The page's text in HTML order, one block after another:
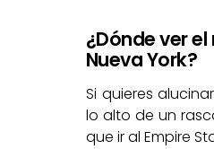
¿Dónde ver
Nueva York?
Si quieres
lo alto de un
que ir al Empire